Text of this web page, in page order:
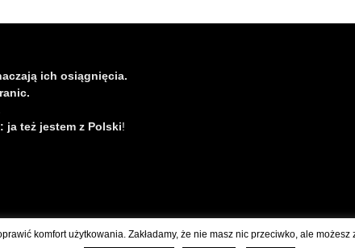
ich osiągnięcia.
ja też jestem z Polski!
komfort użytkowania. Zakładamy, że nie masz nic przeciwko, ale